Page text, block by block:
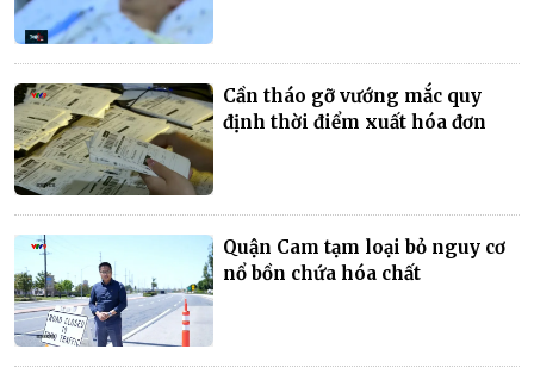
Cần tháo gỡ vướng mắc quy
định thời điểm xuất hóa đơn
Quận Cam tạm loại bỏ nguy cơ
nổ bồn chứa hóa chất